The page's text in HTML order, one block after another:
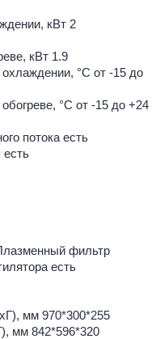
кВт 2
кВт 1.9
°C от -15 до
°C от -15 до +24
потока есть
есть
фильтр
есть
мм 970*300*255
мм 842*596*320